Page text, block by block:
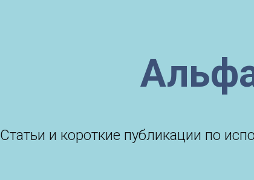
Статьи и короткие публикации по